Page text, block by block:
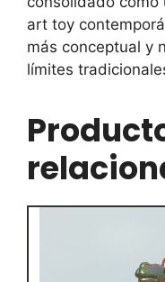
art toy
más conceptual y
límites